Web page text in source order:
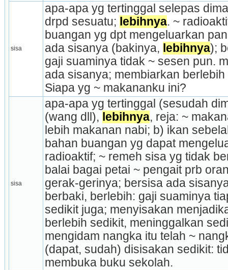
sisa
apa-apa yg tertinggal selepas
drpd sesuatu; lebihnya. ~
buangan yg dpt mengeluarkan
ada sisanya (bakinya, lebihnya);
gaji suaminya tidak ~ sesen pun.
ada sisanya; membiarkan
Siapa yg ~ makananku ini?
sisa
apa-apa yg tertinggal (sesudah
(wang dll), lebihnya, reja: ~
lebih makanan nabi; b) ikan
bahan buangan yg dapat
radioaktif; ~ remeh sisa yg tidak
balai bagai petai ~ pengait prb
gerak-gerinya; bersisa ada
ber­baki, berlebih: gaji suaminya
sedikit juga; menyisakan
berlebih sedikit, meninggalkan
mengidam nangka itu telah ~
(dapat, sudah) disisakan sedikit:
membuka buku sekolah.